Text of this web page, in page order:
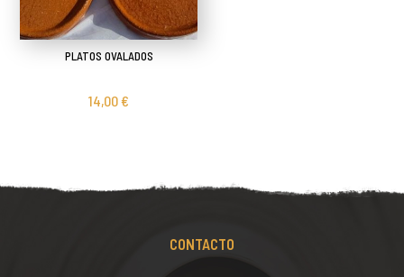
PLATOS OVALADOS
14,00 €
CONTACTO